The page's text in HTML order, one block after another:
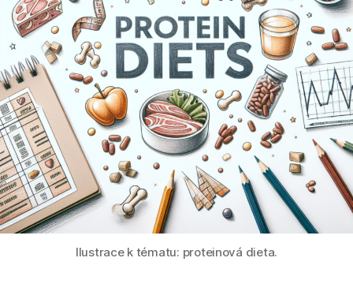
Ilustrace k tématu: proteinová dieta.